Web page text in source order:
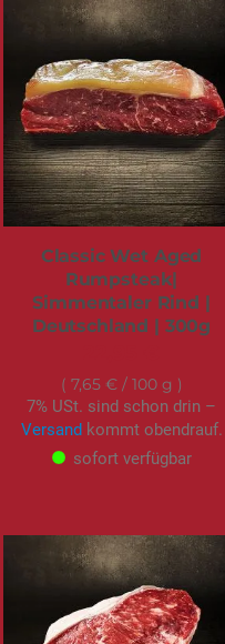
Classic Wet Aged
Rumpsteak|
Simmentaler Rind |
Deutschland | 300g
7,65 €/ 100 g
7% USt. sind schon drin –
Versandkommt obendrauf.
sofort verfügbar